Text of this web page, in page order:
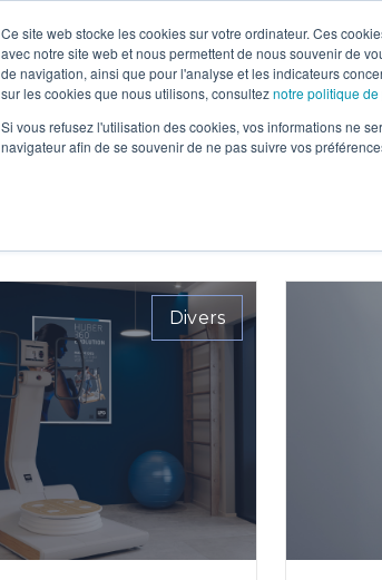
Ce site web stocke les cookies sur votre ordinateur. Ces
avec notre site web et nous permettent de nous souvenir de
de navigation, ainsi que pour l'analyse et les indicateurs
sur les cookies que nous utilisons, consulteznotre politique
Si vous refusez l'utilisation des cookies, vos informations ne
navigateur afin de se souvenir de ne pas suivre vos
BLOG VALIDATION SCIENTIFIQUE
Divers